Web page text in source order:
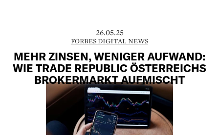
26.05.25
FORBES DIGITAL NEWS
MEHR ZINSEN, WENIGER AUFWAND:
WIE TRADE REPUBLIC ÖSTERREICHS
BROKERMARKT AUFMISCHT